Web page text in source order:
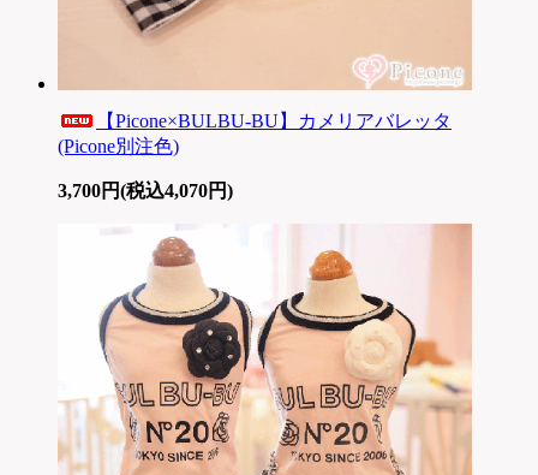
【Picone×BULBU-BU】カメリアバレッタ
(Picone別注色)
3,700円(税込4,070円)